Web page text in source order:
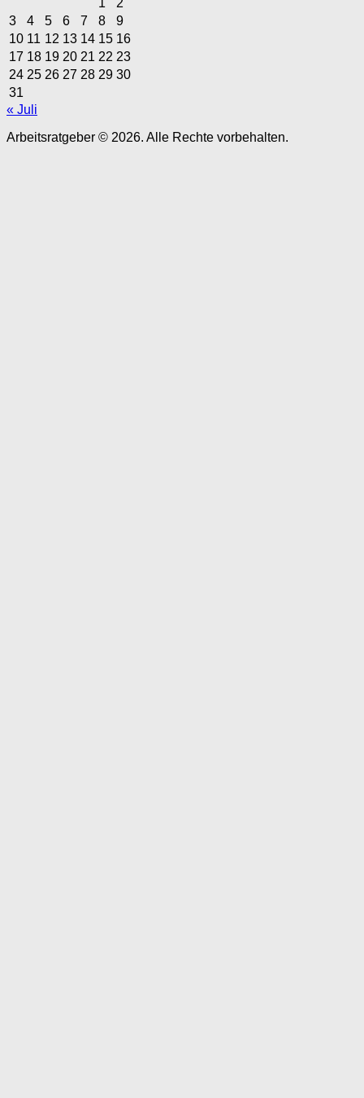
3
4 5 6 7 8
9
10 11 12 13 14 15 16
17 18 19 20 21 22 23
24 25 26 27 28 29 30
31
« Juli
Arbeitsratgeber © 2026. Alle Rechte vorbehalten.